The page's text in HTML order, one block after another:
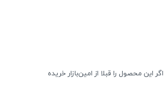
این محصول را قبلا از امین‌بازار خریده